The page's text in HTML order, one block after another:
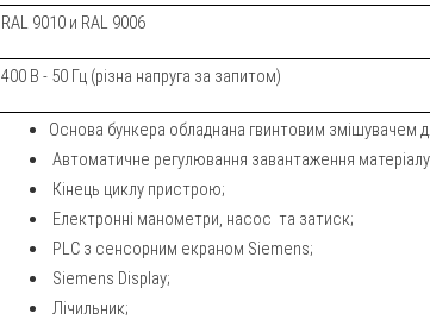
RAL 9010 и RAL 9006
400 В - 50 Гц (різна напруга за запитом)
Основа бункера обладнана гвинтовим змішувачем
Автоматичне регулювання завантаження
Кінець циклу пристрою;
Електронні манометри, насос та затиск;
PLC з сенсорним екраном Siemens;
Siemens Display;
Лічильник;